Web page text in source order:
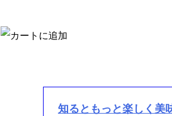
知るともっと楽しく美